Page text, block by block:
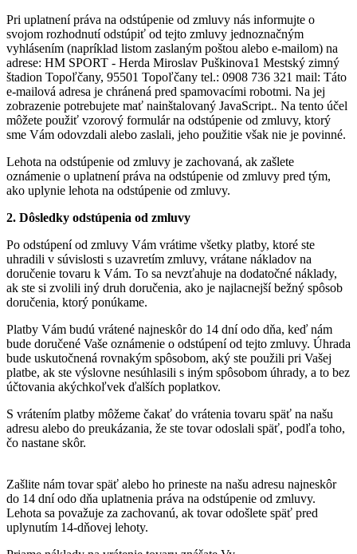
Pri uplatnení práva na odstúpenie od zmluvy nás informujte o
svojom rozhodnutí odstúpiť od tejto zmluvy jednoznačným
vyhlásením (napríklad listom zaslaným poštou alebo e-mailom) na
adrese: HM SPORT - Herda Miroslav Puškinova1 Mestský zimný
štadion Topoľčany, 95501 Topoľčany tel.: 0908 736 321 mail: Táto
e-mailová adresa je chránená pred spamovacími robotmi. Na jej
zobrazenie potrebujete mať nainštalovaný JavaScript.. Na tento účel
môžete použiť vzorový formulár na odstúpenie od zmluvy, ktorý
sme Vám odovzdali alebo zaslali, jeho použitie však nie je povinné.
Lehota na odstúpenie od zmluvy je zachovaná, ak zašlete
oznámenie o uplatnení práva na odstúpenie od zmluvy pred tým,
ako uplynie lehota na odstúpenie od zmluvy.
2. Dôsledky odstúpenia od zmluvy
Po odstúpení od zmluvy Vám vrátime všetky platby, ktoré ste
uhradili v súvislosti s uzavretím zmluvy, vrátane nákladov na
doručenie tovaru k Vám. To sa nevzťahuje na dodatočné náklady,
ak ste si zvolili iný druh doručenia, ako je najlacnejší bežný spôsob
doručenia, ktorý ponúkame.
Platby Vám budú vrátené najneskôr do 14 dní odo dňa, keď nám
bude doručené Vaše oznámenie o odstúpení od tejto zmluvy. Úhrada
bude uskutočnená rovnakým spôsobom, aký ste použili pri Vašej
platbe, ak ste výslovne nesúhlasili s iným spôsobom úhrady, a to bez
účtovania akýchkoľvek ďalších poplatkov.
S vrátením platby môžeme čakať do vrátenia tovaru späť na našu
adresu alebo do preukázania, že ste tovar odoslali späť, podľa toho,
čo nastane skôr.
Zašlite nám tovar späť alebo ho prineste na našu adresu najneskôr
do 14 dní odo dňa uplatnenia práva na odstúpenie od zmluvy.
Lehota sa považuje za zachovanú, ak tovar odošlete späť pred
uplynutím 14-dňovej lehoty.